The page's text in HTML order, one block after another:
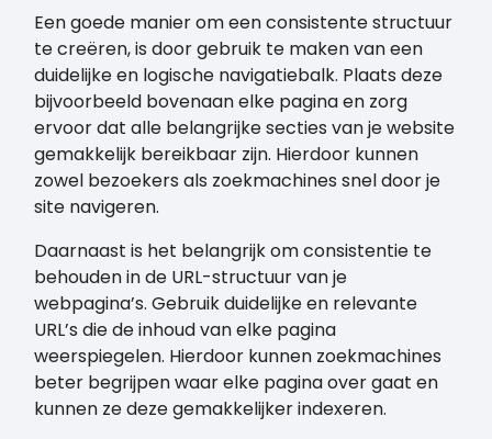
Een goede manier om een consistente structuur
te creëren, is door gebruik te maken van een
duidelijke en logische navigatiebalk. Plaats deze
bijvoorbeeld bovenaan elke pagina en zorg
ervoor dat alle belangrijke secties van je website
gemakkelijk bereikbaar zijn. Hierdoor kunnen
zowel bezoekers als zoekmachines snel door je
site navigeren.
Daarnaast is het belangrijk om consistentie te
behouden in de URL-structuur van je
webpagina’s. Gebruik duidelijke en relevante
URL’s die de inhoud van elke pagina
weerspiegelen. Hierdoor kunnen zoekmachines
beter begrijpen waar elke pagina over gaat en
kunnen ze deze gemakkelijker indexeren.